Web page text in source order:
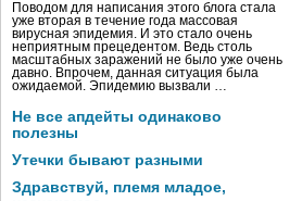
Поводом для написания этого блога стала
уже вторая в течение года массовая
вирусная эпидемия. И это стало очень
неприятным прецедентом. Ведь столь
масштабных заражений не было уже очень
давно. Впрочем, данная ситуация была
ожидаемой. Эпидемию вызвали …
Не все апдейты одинаково
полезны
Утечки бывают разными
Здравствуй, племя младое,